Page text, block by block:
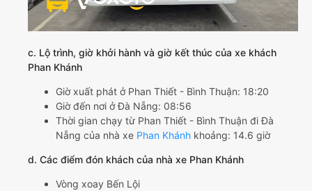
c. Lộ trình, giờ khởi hành và giờ kết thúc của xe khách
Phan Khánh
Giờ xuất phát ở Phan Thiết - Bình Thuận: 18:20
Giờ đến nơi ở Đà Nẵng: 08:56
Thời gian chạy từ Phan Thiết - Bình Thuận đi Đà
Nẵng của nhà xe Phan Khánh khoảng: 14.6 giờ
d. Các điểm đón khách của nhà xe Phan Khánh
Vòng xoay Bến Lội